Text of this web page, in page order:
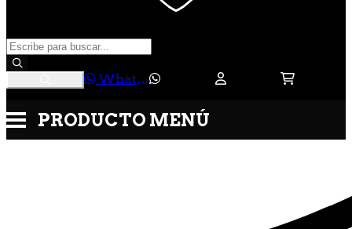
WhatsApp
PRODUCTO MENÚ